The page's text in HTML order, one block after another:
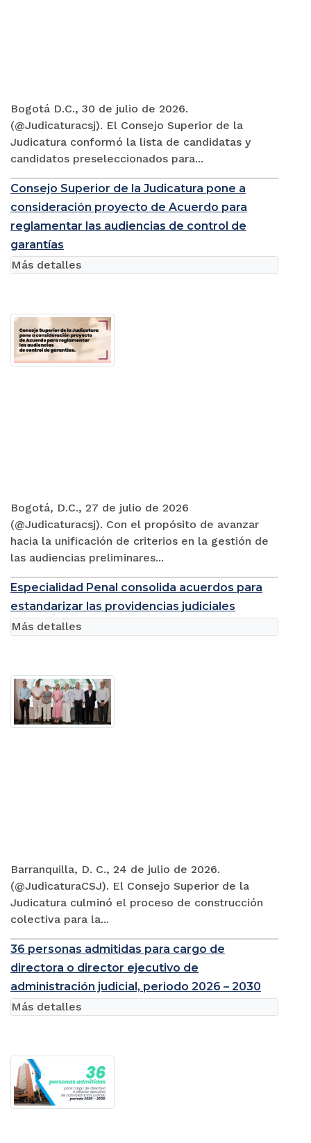
Bogotá D.C., 30 de julio de 2026.
(@Judicaturacsj). El Consejo Superior de la
Judicatura conformó la lista de candidatas y
candidatos preseleccionados para...
Consejo Superior de la Judicatura pone a
consideración proyecto de Acuerdo para
reglamentar las audiencias de control de
garantías
Bogotá, D.C., 27 de julio de 2026
(@Judicaturacsj). Con el propósito de avanzar
hacia la unificación de criterios en la gestión de
las audiencias preliminares...
Más detalles
Especialidad Penal consolida acuerdos para
estandarizar las providencias judiciales
Barranquilla, D. C., 24 de julio de 2026.
(@JudicaturaCSJ). El Consejo Superior de la
Judicatura culminó el proceso de construcción
colectiva para la...
Más detalles
36 personas admitidas para cargo de
directora o director ejecutivo de
administración judicial, periodo 2026 – 2030
Más detalles